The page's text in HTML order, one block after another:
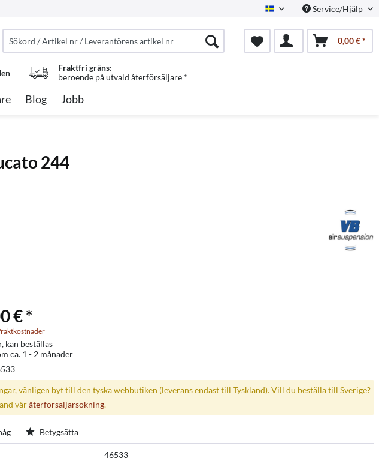
Swedish Service/Hjälp
0,00 € *
Fraktfri gräns:
beroende på utvald återförsäljare *
Blog Jobb
244
€ *
kan beställas
ca. 1 - 2 månader
vänligen byt till den tyska webbutiken (leverans endast till Tyskland). Vill du beställa till Sverige?
våråterförsäljarsökning.
Betygsätta
46533